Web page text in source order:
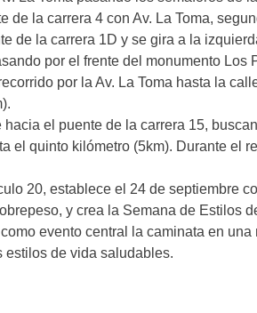
de la carrera 4 con Av. La Toma,
de la carrera 1D y se gira a la
por el frente del monumento Los
por la Av. La Toma hasta la
el puente de la carrera 15,
el quinto kilómetro (5km). Durante el
20, establece el 24 de septiembre
y crea la Semana de Estilos
evento central la caminata en una
estilos de vida saludables.